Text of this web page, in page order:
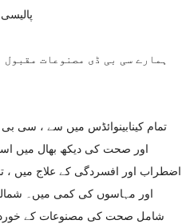
تمام کینابینوائڈس میں سے ، سی بی
اور صحت کی دیکھ بھال میں
اضطراب اور افسردگی کے علاج میں ،
اور مہاسوں کی کمی میں۔
شامل صحت کی مصنوعات کے